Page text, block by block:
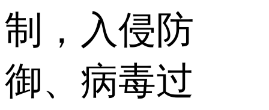
制，入侵防
御、病毒过